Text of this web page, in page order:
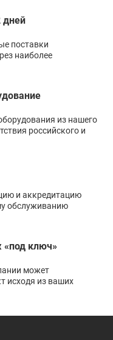
дней
поставки
наиболее
из нашего
российского и
и аккредитацию
обслуживанию
«под ключ»
может
исходя из ваших